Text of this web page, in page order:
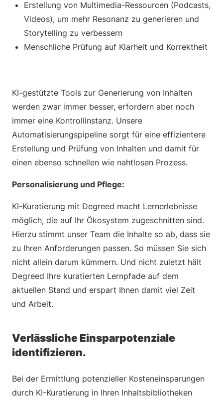
Erstellung von Multimedia-Ressourcen (Podcasts,
Videos), um mehr Resonanz zu generieren und
Storytelling zu verbessern
Menschliche Prüfung auf Klarheit und Korrektheit
KI-gestützte Tools zur Generierung von Inhalten
werden zwar immer besser, erfordern aber noch
immer eine Kontrollinstanz. Unsere
Automatisierungspipeline sorgt für eine effizientere
Erstellung und Prüfung von Inhalten und damit für
einen ebenso schnellen wie nahtlosen Prozess.
Personalisierung und Pflege:
KI-Kuratierung mit Degreed macht Lernerlebnisse
möglich, die auf Ihr Ökosystem zugeschnitten sind.
Hierzu stimmt unser Team die Inhalte so ab, dass sie
zu Ihren Anforderungen passen. So müssen Sie sich
nicht allein darum kümmern. Und nicht zuletzt hält
Degreed Ihre kuratierten Lernpfade auf dem
aktuellen Stand und erspart Ihnen damit viel Zeit
und Arbeit.
Verlässliche Einsparpotenziale
identifizieren.
Bei der Ermittlung potenzieller Kosteneinsparungen
durch KI-Kuratierung in Ihren Inhaltsbibliotheken